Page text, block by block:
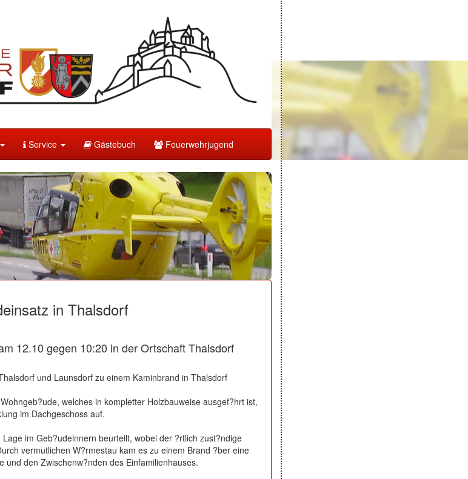
Service Gästebuch Feuerwehrjugend
in Thalsdorf
12.10 gegen 10:20 in der Ortschaft Thalsdorf
und Launsdorf zu einem Kaminbrand in Thalsdorf
welches in kompletter Holzbauweise ausgef?hrt ist,
im Dachgeschoss auf.
im Geb?udeinnern beurteilt, wobei der ?rtlich zust?ndige
vermutlichen W?rmestau kam es zu einem Brand ?ber eine
und den Zwischenw?nden des Einfamilienhauses.